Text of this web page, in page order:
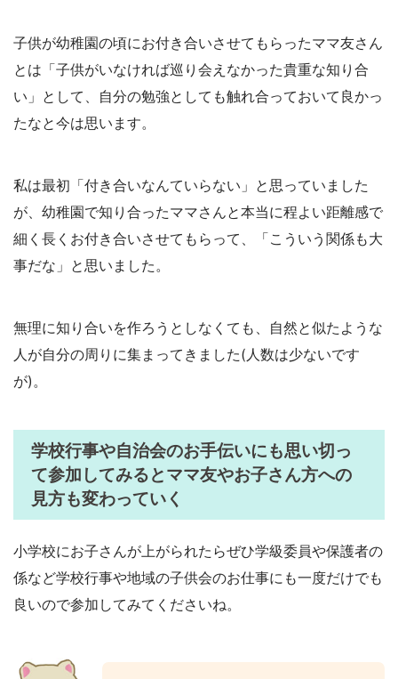
子供が幼稚園の頃にお付き合いさせてもらったママ友さん
とは「子供がいなければ巡り会えなかった貴重な知り合
い」として、自分の勉強としても触れ合っておいて良かっ
たなと今は思います。
私は最初「付き合いなんていらない」と思っていました
が、幼稚園で知り合ったママさんと本当に程よい距離感で
細く長くお付き合いさせてもらって、「こういう関係も大
事だな」と思いました。
無理に知り合いを作ろうとしなくても、自然と似たような
人が自分の周りに集まってきました(人数は少ないです
が)。
学校行事や自治会のお手伝いにも思い切っ
て参加してみるとママ友やお子さん方への
見方も変わっていく
小学校にお子さんが上がられたらぜひ学級委員や保護者の
係など学校行事や地域の子供会のお仕事にも一度だけでも
良いので参加してみてくださいね。